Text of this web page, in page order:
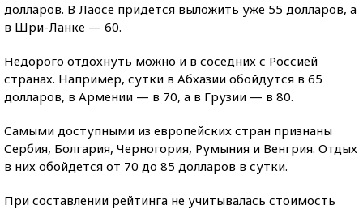
долларов. В Лаосе придется выложить уже 55 долларов, а
в Шри-Ланке — 60.
Недорого отдохнуть можно и в соседних с Россией
странах. Например, сутки в Абхазии обойдутся в 65
долларов, в Армении — в 70, а в Грузии — в 80.
Самыми доступными из европейских стран признаны
Сербия, Болгария, Черногория, Румыния и Венгрия. Отдых
в них обойдется от 70 до 85 долларов в сутки.
При составлении рейтинга не учитывалась стоимость